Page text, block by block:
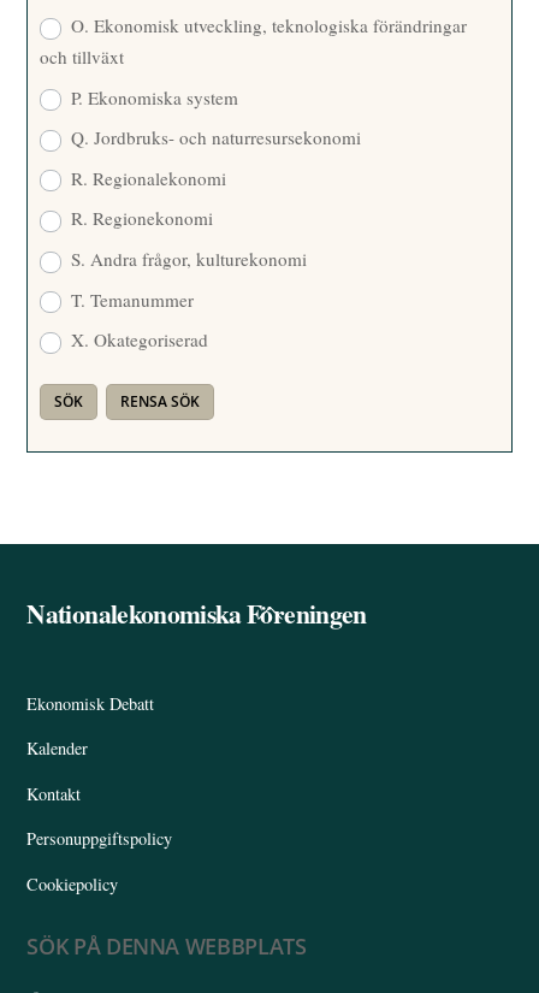
O. Ekonomisk utveckling, teknologiska förändringar
och tillväxt
P. Ekonomiska system
Q. Jordbruks- och naturresursekonomi
R. Regionalekonomi
R. Regionekonomi
S. Andra frågor, kulturekonomi
T. Temanummer
X. Okategoriserad
Back
Nationalekonomiska Föreningen
Ekonomisk Debatt
Kalender
Kontakt
Personuppgiftspolicy
Cookiepolicy
SÖK PÅ DENNA WEBBPLATS